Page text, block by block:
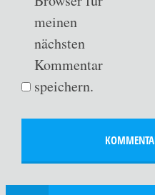
meinen
nächsten
Kommentar
speichern.